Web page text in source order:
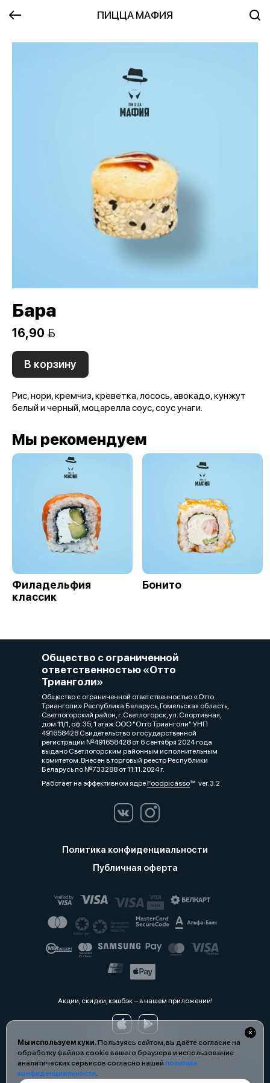
ПИЦЦА МАФИЯ
Мы используем куки.Пользуясь сайтом, вы даёте согласие на
обработку файлов cookie вашего браузера и использование
аналитических сервисов согласно нашей политике
конфиденциальности.
Бара
16,90 
В корзину
Рис, нори, кремчиз, креветка, лосось, авокадо, кунжут
белый и черный, моцарелла соус, соус унаги.
Мы рекомендуем
Филадельфия
классик
Бонито
Общество с ограниченной
ответственностью «Отто
Трианголи»
Общество с ограниченной ответственностью «Отто
Трианголи» Республика Беларусь, Гомельская область,
Светлогорский район, г. Светлогорск, ул. Спортивная,
дом 11/1, оф. 35, 1 этаж ООО "Отто Трианголи" УНП
491658428 Свидетельство о государственной
регистрации №491658428 от 6 сентября 2024 года
выдано Светлогорским районным исполнительным
комитетом. Внесен в торговый реестр Республики
Беларусь по №733288 от 11.11.2024 г.
Работает на эффективном ядреFoodpicássover. 3.2
Политика конфиденциальности
Публичная оферта
Акции, скидки, кэшбэк − в нашем приложении!